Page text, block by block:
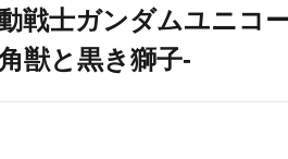
戦士ガンダムユニコ
獣と黒き獅子-